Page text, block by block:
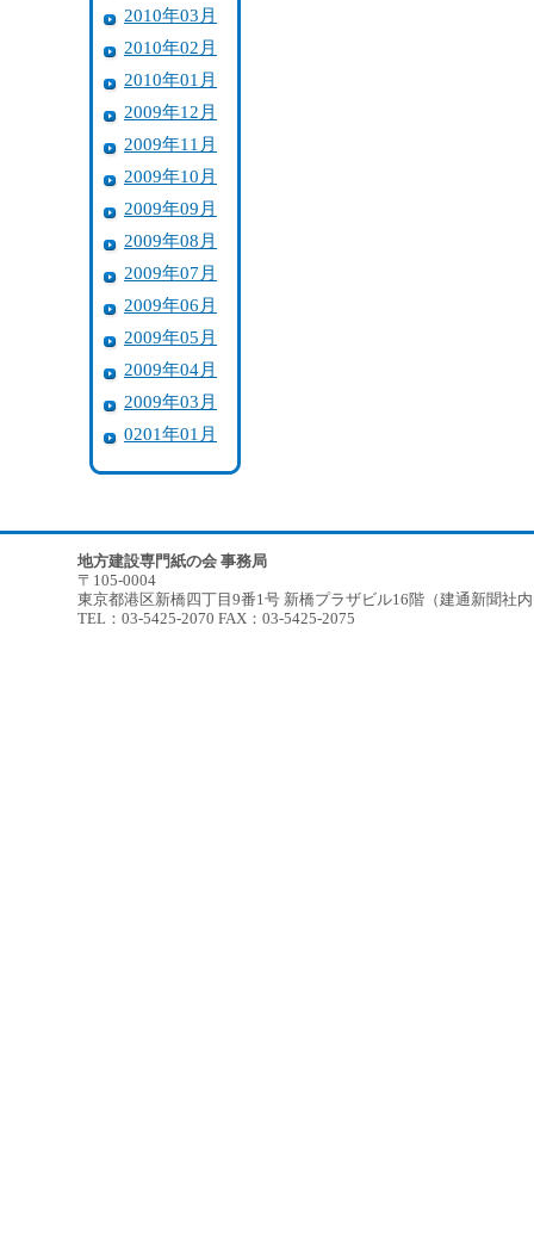
2010年03月
2010年02月
2010年01月
2009年12月
2009年11月
2009年10月
2009年09月
2009年08月
2009年07月
2009年06月
2009年05月
2009年04月
2009年03月
0201年01月
地方建設専門紙の会 事務局
〒105-0004
東京都港区新橋四丁目9番1号 新橋プラザビル16階（建通新聞社
TEL：03-5425-2070 FAX：03-5425-2075